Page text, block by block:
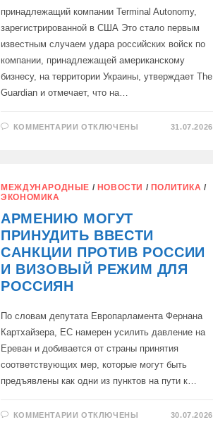
принадлежащий компании Terminal Autonomy,
зарегистрированной в США Это стало первым
известным случаем удара российских войск по
компании, принадлежащей американскому
бизнесу, на территории Украины, утверждает The
Guardian и отмечает, что на…
КОММЕНТАРИИ К
ДРОНОВ
ОТКЛЮЧЕНЫ 31.07.2026
МЕЖДУНАРОДНЫЕ / НОВОСТИ / ПОЛИТИКА /
ЭКОНОМИКА
АРМЕНИЮ МОГУТ
ПРИНУДИТЬ ВВЕСТИ
САНКЦИИ ПРОТИВ РОССИИ
И ВИЗОВЫЙ РЕЖИМ ДЛЯ
РОССИЯН
По словам депутата Европарламента Фернана
Картхайзера, ЕС намерен усилить давление на
Ереван и добивается от страны принятия
соответствующих мер, которые могут быть
предъявлены как одни из пунктов на пути к…
КОММЕНТАРИИ КОТКЛЮЧЕНЫ 30.07.2026